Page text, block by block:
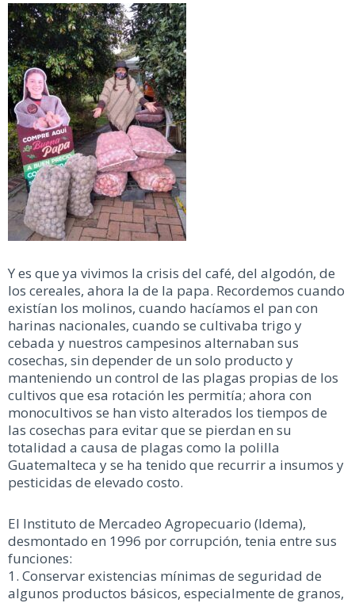
Y es que ya vivimos la crisis del café, del algodón, de
los cereales, ahora la de la papa. Recordemos cuando
existían los molinos, cuando hacíamos el pan con
harinas nacionales, cuando se cultivaba trigo y
cebada y nuestros campesinos alternaban sus
cosechas, sin depender de un solo producto y
manteniendo un control de las plagas propias de los
cultivos que esa rotación les permitía; ahora con
monocultivos se han visto alterados los tiempos de
las cosechas para evitar que se pierdan en su
totalidad a causa de plagas como la polilla
Guatemalteca y se ha tenido que recurrir a insumos y
pesticidas de elevado costo.
El Instituto de Mercadeo Agropecuario (Idema),
desmontado en 1996 por corrupción, tenia entre sus
funciones:
1. Conservar existencias mínimas de seguridad de
algunos productos básicos, especialmente de granos,